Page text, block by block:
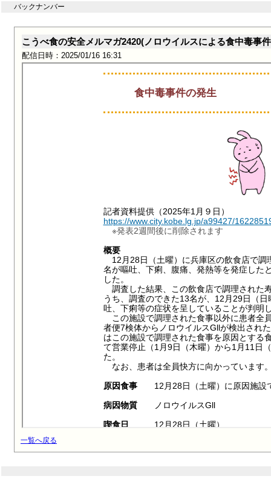
バックナンバー
こうべ食の安全メルマガ2420(ノロウイルスによる食中毒事
配信日時：2025/01/16 16:31
一覧へ戻る